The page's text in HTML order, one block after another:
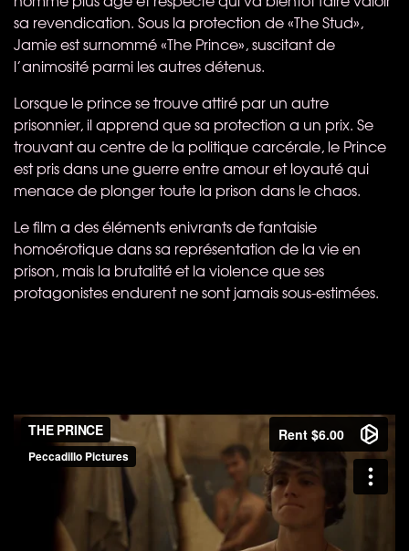
sa revendication. Sous la protection de «The Stud»,
Jamie est surnommé «The Prince», suscitant de
l’animosité parmi les autres détenus.
Lorsque le prince se trouve attiré par un autre
prisonnier, il apprend que sa protection a un prix. Se
trouvant au centre de la politique carcérale, le Prince
est pris dans une guerre entre amour et loyauté qui
menace de plonger toute la prison dans le chaos.
Le film a des éléments enivrants de fantaisie
homoérotique dans sa représentation de la vie en
prison, mais la brutalité et la violence que ses
protagonistes endurent ne sont jamais sous-estimées.